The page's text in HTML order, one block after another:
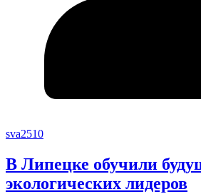
sva2510
В Липецке обучили
экологических лидеров